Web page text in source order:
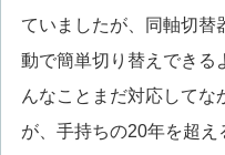
ていましたが、同軸切替
動で簡単切り替えできる
んなことまだ対応してな
が、手持ちの20年を超え